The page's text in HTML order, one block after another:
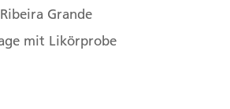
statten wir dem Museums
Grande
mit Likörprobe